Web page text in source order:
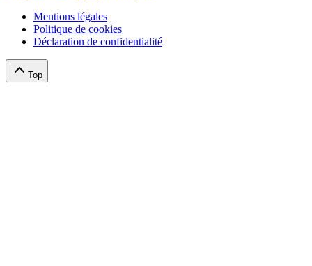
Mentions légales
Politique de cookies
Déclaration de confidentialité
Top